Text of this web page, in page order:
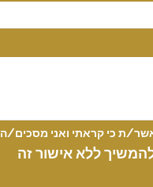
ת כי קראתי ואני מסכים/ה
ללא אישור זה